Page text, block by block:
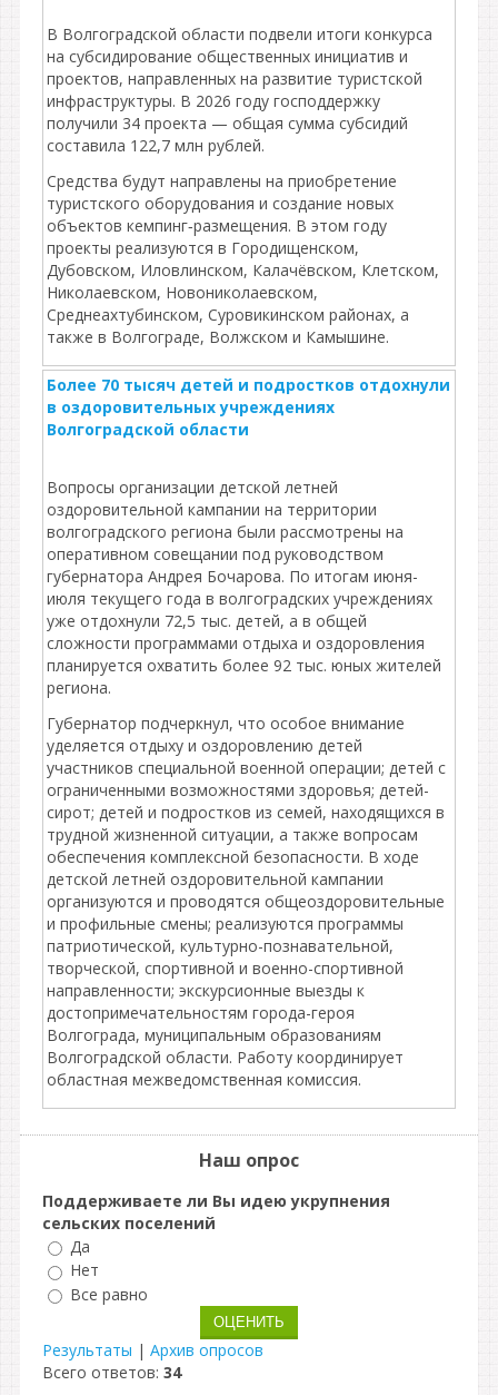
В Волгоградской области подвели итоги конкурса
на субсидирование общественных инициатив и
проектов, направленных на развитие туристской
инфраструктуры. В 2026 году господдержку
получили 34 проекта — общая сумма субсидий
составила 122,7 млн рублей.
Средства будут направлены на приобретение
туристского оборудования и создание новых
объектов кемпинг‑размещения. В этом году
проекты реализуются в Городищенском,
Дубовском, Иловлинском, Калачёвском, Клетском,
Николаевском, Новониколаевском,
Среднеахтубинском, Суровикинском районах, а
также в Волгограде, Волжском и Камышине.
Более 70 тысяч детей и подростков отдохнули
в оздоровительных учреждениях
Волгоградской области
Вопросы организации детской летней
оздоровительной кампании на территории
волгоградского региона были рассмотрены на
оперативном совещании под руководством
губернатора Андрея Бочарова. По итогам июня-
июля текущего года в волгоградских учреждениях
уже отдохнули 72,5 тыс. детей, а в общей
сложности программами отдыха и оздоровления
планируется охватить более 92 тыс. юных жителей
региона.
Губернатор подчеркнул, что особое внимание
уделяется отдыху и оздоровлению детей
участников специальной военной операции; детей с
ограниченными возможностями здоровья; детей-
сирот; детей и подростков из семей, находящихся в
трудной жизненной ситуации, а также вопросам
обеспечения комплексной безопасности. В ходе
детской летней оздоровительной кампании
организуются и проводятся общеоздоровительные
и профильные смены; реализуются программы
патриотической, культурно-познавательной,
творческой, спортивной и военно-спортивной
направленности; экскурсионные выезды к
достопримечательностям города-героя
Волгограда, муниципальным образованиям
Волгоградской области. Работу координирует
областная межведомственная комиссия.
Наш опрос
Поддерживаете ли Вы идею укрупнения
сельских поселений
Да
Нет
Все равно
Результаты | Архив опросов
Всего ответов: 34